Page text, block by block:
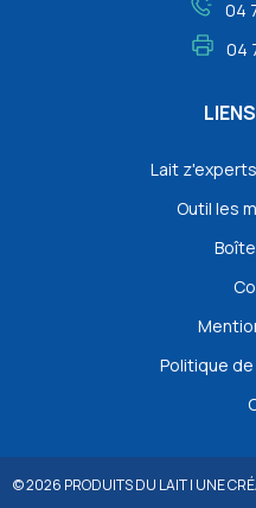
04
04
Lait
Outil les
Politique
© 2026 PRODUITS DU LAIT| UNE